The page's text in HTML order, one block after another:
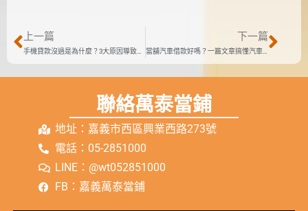
上一篇
手機貸款沒過是為什麼？3大原因導致手機貸款失敗
下一篇
當舖汽車借款好嗎？一篇文章搞懂汽車借款條件、流程、利息
聯絡萬泰當鋪
地址：嘉義市西區興業西路273號
電話：05-2851000
LINE：@wt052851000
FB：嘉義萬泰當鋪